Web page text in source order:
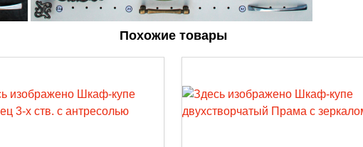
Похожие товары